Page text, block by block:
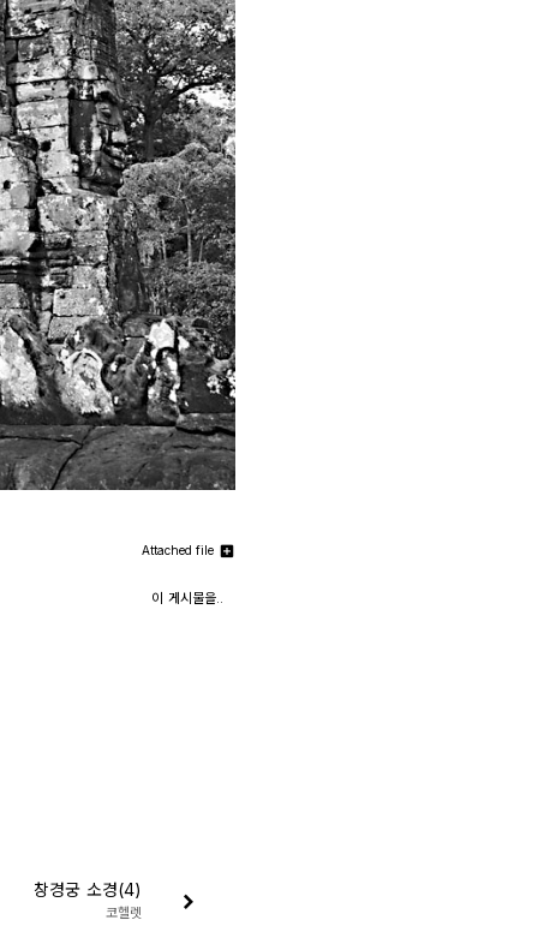
Attached file
이 게시물을..
창경궁 소경(4)
코헬렛